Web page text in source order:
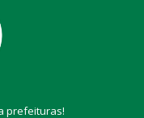
prefeituras!